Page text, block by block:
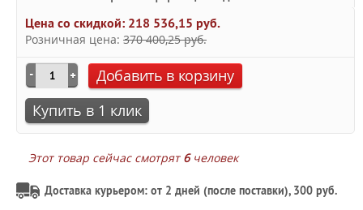
Цена со скидкой: 218 536,15 руб.
Розничная цена: 370 400,25 руб.
Добавить в корзину
Купить в 1 клик
Этот товар сейчас смотрят 6человек
Доставка курьером: от 2 дней (после поставки), 300 руб.